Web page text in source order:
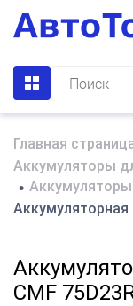
Главная
Аккумуляторы
•
Аккумуляторная
CMF